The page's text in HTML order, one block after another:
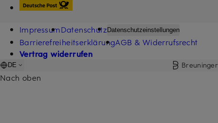
ImpressumDatenschutz Datenschutzeinstellungen
BarrierefreiheitserklärungAGB & Widerrufsrecht
Vertrag widerrufen
DE Breuninger
Nach oben